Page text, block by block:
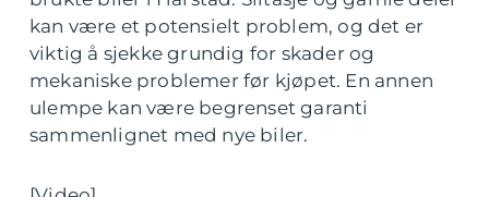
kan være et potensielt problem, og det er
viktig å sjekke grundig for skader og
mekaniske problemer før kjøpet. En annen
ulempe kan være begrenset garanti
sammenlignet med nye biler.